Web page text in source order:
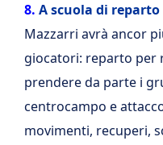
8. A scuola di reparto
Mazzarri avrà ancor
giocatori: reparto per
prendere da parte i
centrocampo e
movimenti, recuperi,